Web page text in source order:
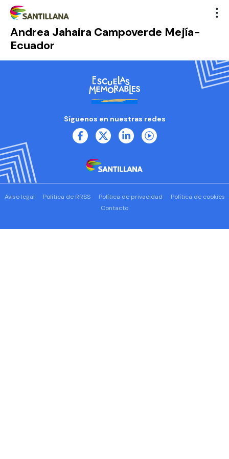
Andrea Jahaira Campoverde Mejía-
Ecuador
Síguenos en nuestras redes
Aviso legal Política de RRSS Política de privacidad
Política de cookies
Contacto